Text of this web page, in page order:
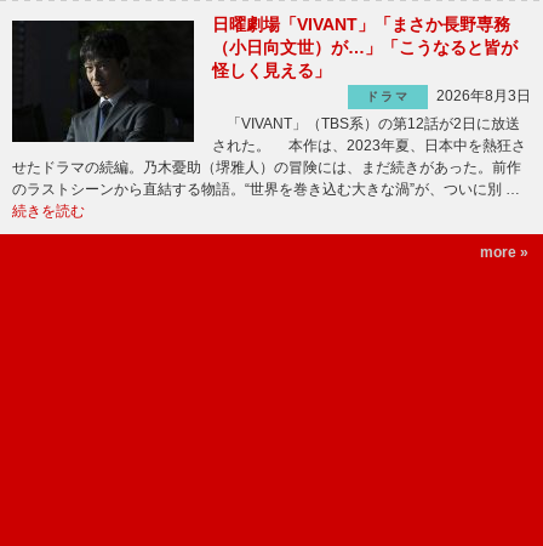
日曜劇場「VIVANT」「まさか長野専務
（小日向文世）が…」「こうなると皆が
怪しく見える」
ドラマ
2026年8月3日
「VIVANT」（TBS系）の第12話が2日に放送
された。 本作は、2023年夏、日本中を熱狂さ
せたドラマの続編。乃木憂助（堺雅人）の冒険には、まだ続きがあった。前作
のラストシーンから直結する物語。“世界を巻き込む大きな渦”が、ついに別 …
続きを読む
more »